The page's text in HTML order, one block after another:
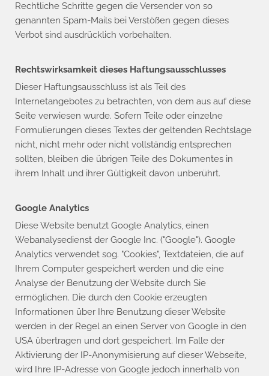
Rechtliche Schritte gegen die Versender von so
genannten Spam-Mails bei Verstößen gegen dieses
Verbot sind ausdrücklich vorbehalten.
Rechtswirksamkeit dieses Haftungsausschlusses
Dieser Haftungsausschluss ist als Teil des
Internetangebotes zu betrachten, von dem aus auf diese
Seite verwiesen wurde. Sofern Teile oder einzelne
Formulierungen dieses Textes der geltenden Rechtslage
nicht, nicht mehr oder nicht vollständig entsprechen
sollten, bleiben die übrigen Teile des Dokumentes in
ihrem Inhalt und ihrer Gültigkeit davon unberührt.
Google Analytics
Diese Website benutzt Google Analytics, einen
Webanalysedienst der Google Inc. ("Google"). Google
Analytics verwendet sog. "Cookies", Textdateien, die auf
Ihrem Computer gespeichert werden und die eine
Analyse der Benutzung der Website durch Sie
ermöglichen. Die durch den Cookie erzeugten
Informationen über Ihre Benutzung dieser Website
werden in der Regel an einen Server von Google in den
USA übertragen und dort gespeichert. Im Falle der
Aktivierung der IP-Anonymisierung auf dieser Webseite,
wird Ihre IP-Adresse von Google jedoch innerhalb von